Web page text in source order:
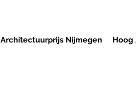
Architectuurprijs Nijmegen